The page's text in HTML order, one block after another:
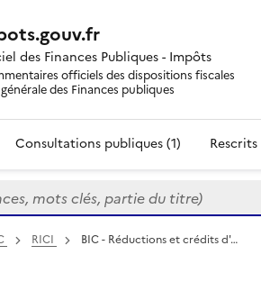
des Finances Publiques - Impôts
officiels des dispositions fiscales
des Finances publiques
Consultations publiques (1) Rescrits
mots clés, partie du titre)
RICI BIC - Réductions et crédits d'…